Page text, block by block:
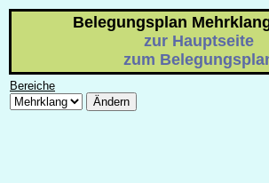
Belegungsplan
zur Hauptseite
zum
Bereiche